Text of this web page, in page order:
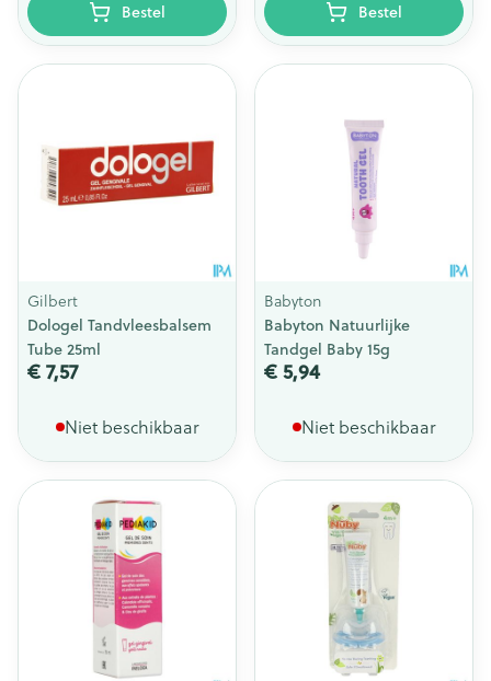
Bestel Bestel
Gilbert
Dologel Tandvleesbalsem
Tube 25ml
€ 7,57
Niet beschikbaar
Babyton
Babyton Natuurlijke
Tandgel Baby 15g
€ 5,94
Niet beschikbaar